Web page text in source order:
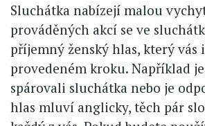
Sluchátka nabízejí malou
prováděných akcí se ve
příjemný ženský hlas, který
provedeném kroku. Například
spárovali sluchátka nebo je
hlas mluví anglicky, těch pár